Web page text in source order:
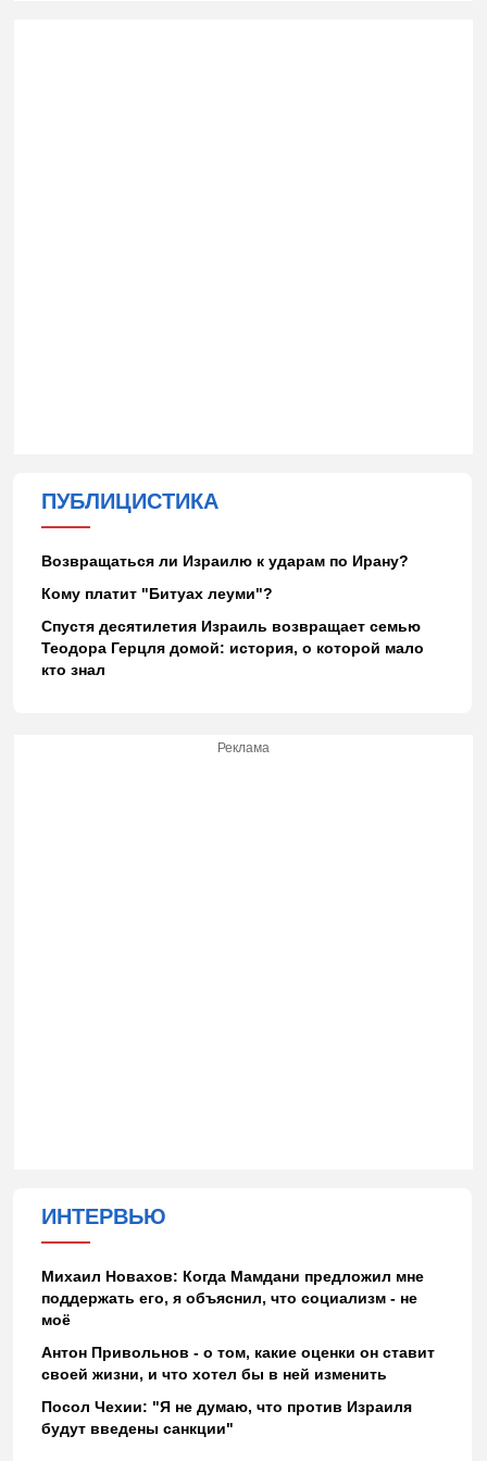
ПУБЛИЦИСТИКА
Возвращаться ли Израилю к ударам по Ирану?
Кому платит "Битуах леуми"?
Спустя десятилетия Израиль возвращает семью
Теодора Герцля домой: история, о которой мало
кто знал
Реклама
ИНТЕРВЬЮ
Михаил Новахов: Когда Мамдани предложил мне
поддержать его, я объяснил, что социализм - не
моё
Антон Привольнов - о том, какие оценки он ставит
своей жизни, и что хотел бы в ней изменить
Посол Чехии: "Я не думаю, что против Израиля
будут введены санкции"